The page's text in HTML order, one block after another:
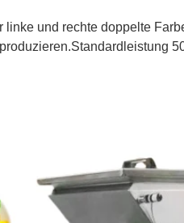
linke und rechte doppelte